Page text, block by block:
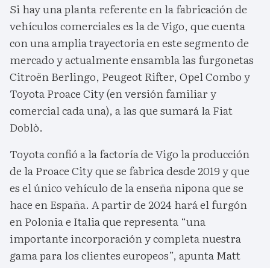
Si hay una planta referente en la fabricación de
vehículos comerciales es la de Vigo, que cuenta
con una amplia trayectoria en este segmento de
mercado y actualmente ensambla las furgonetas
Citroën Berlingo, Peugeot Rifter, Opel Combo y
Toyota Proace City (en versión familiar y
comercial cada una), a las que sumará la Fiat
Doblò.
Toyota confió a la factoría de Vigo la producción
de la Proace City que se fabrica desde 2019 y que
es el único vehículo de la enseña nipona que se
hace en España. A partir de 2024 hará el furgón
en Polonia e Italia que representa “una
importante incorporación y completa nuestra
gama para los clientes europeos”, apunta Matt